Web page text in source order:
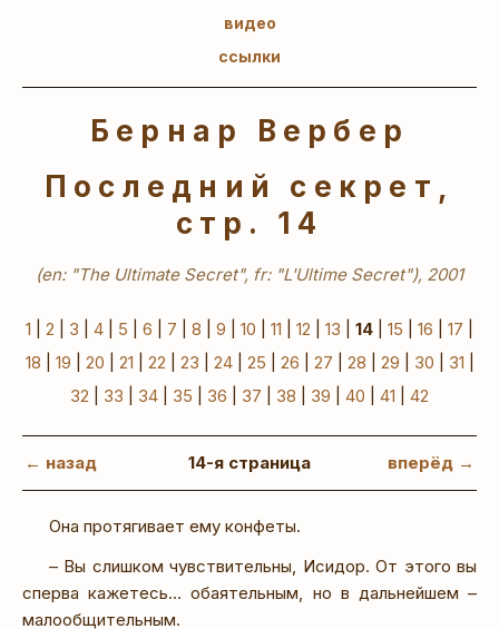
видео
ссылки
Бернар Вербер
Последний секрет,
стр. 14
(en: "The Ultimate Secret", fr: "L'Ultime Secret"), 2001
1 2 3 4 5 6 7 8 9 10 11 12 13 14 15 16 17
18
19 20 21 22 23 24| 25 26 27 28 29 30 31
32
33 34 35 36 37 38 39 40 41 42
← назад 14-я страница вперёд →
Она протягивает ему конфеты.
– Вы слишком чувствительны, Исидор. От этого вы
сперва кажетесь… обаятельным, но в дальнейшем –
малообщительным.